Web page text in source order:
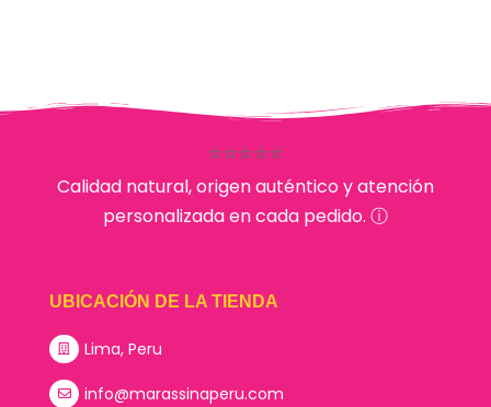
⭐⭐⭐⭐⭐
Calidad natural, origen auténtico y atención
personalizada en cada pedido. ⓘ
UBICACIÓN DE LA TIENDA
Lima, Peru
info@marassinaperu.com